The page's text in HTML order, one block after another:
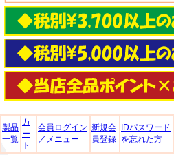
製品
一覧
カ
ー
ト
会員ログイン
／メニュー
新規会
員登録
IDパスワード
を忘れた方